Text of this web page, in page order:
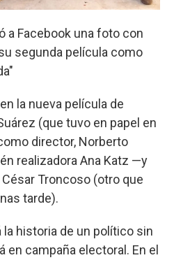
a Facebook una foto con
segunda película como
la nueva película de
(que tuvo en papel en
director, Norberto
realizadora Ana Katz —y
Troncoso (otro que
tarde).
historia de un político sin
campaña electoral. En el